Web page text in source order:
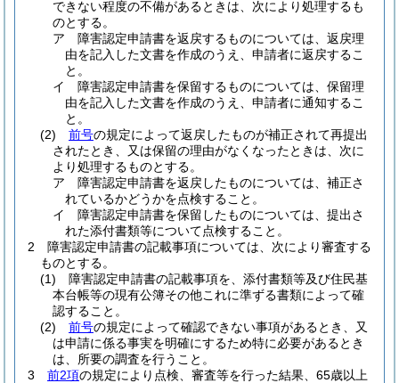
できない程度の不備があるときは、次により処理するも
のとする。
ア
障害認定申請書を返戻するものについては、返戻理
由を記入した文書を作成のうえ、申請者に返戻するこ
と。
イ
障害認定申請書を保留するものについては、保留理
由を記入した文書を作成のうえ、申請者に通知するこ
と。
(2)
前号の規定によって返戻したものが補正されて再提出
されたとき、又は保留の理由がなくなったときは、次に
より処理するものとする。
ア
障害認定申請書を返戻したものについては、補正さ
れているかどうかを点検すること。
イ
障害認定申請書を保留したものについては、提出さ
れた添付書類等について点検すること。
2
障害認定申請書の記載事項については、次により審査する
ものとする。
(1)
障害認定申請書の記載事項を、添付書類等及び住民基
本台帳等の現有公簿その他これに準ずる書類によって確
認すること。
(2)
前号の規定によって確認できない事項があるとき、又
は申請に係る事実を明確にするため特に必要があるとき
は、所要の調査を行うこと。
3
前2項の規定により点検、審査等を行った結果、65歳以上